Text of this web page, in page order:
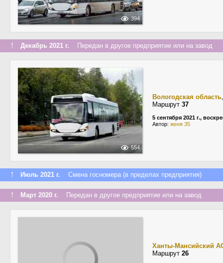
394
↑ Декабрь 2021 г. Передан в другое предприятие или на завод
554
Вологодская область
Маршрут 37
5 сентября 2021 г.,
Автор: женя 35
↑ Июль 2021 г. Смена госномера (в пределах предприятия)
↑ Март 2020 г. Передан в другое предприятие или на завод
Ханты-Мансийский
Маршрут 26